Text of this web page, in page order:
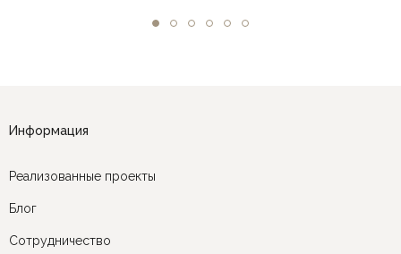
Информация
Реализованные проекты
Блог
Сотрудничество